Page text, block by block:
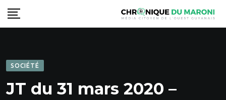
Skip
to
SOCIÉTÉ
JT du 31 mars 2020 –